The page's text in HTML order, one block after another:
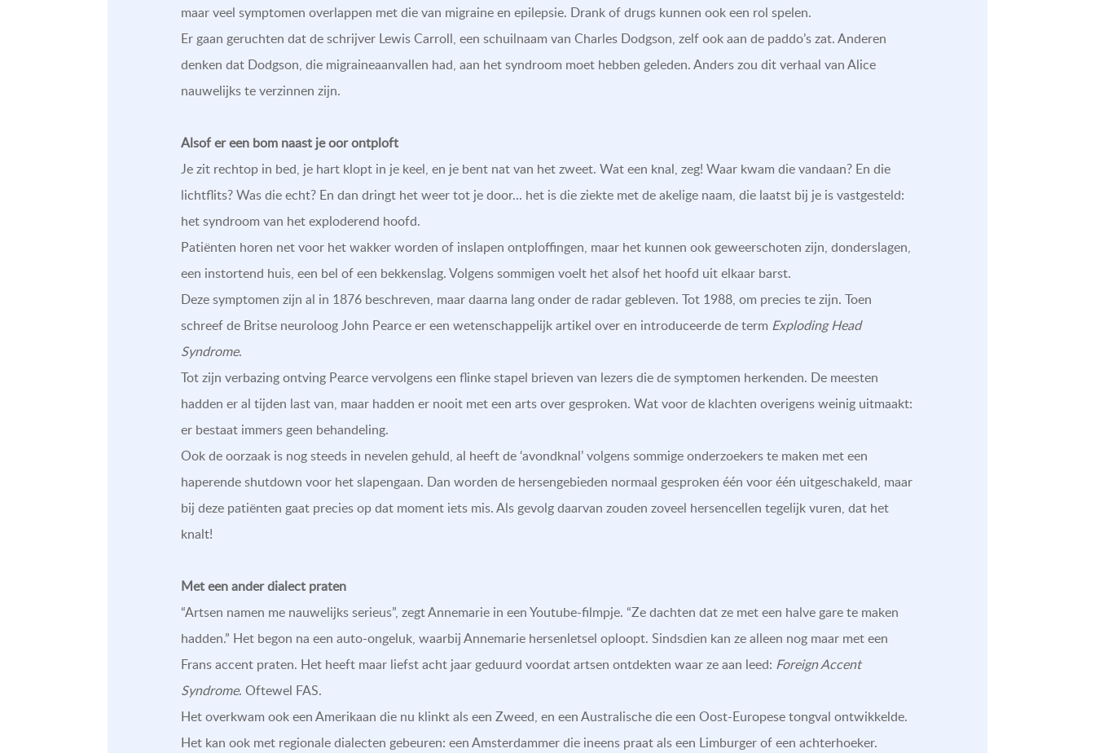
maar veel symptomen overlappen met die van migraine en epilepsie. Drank of drugs kunnen ook een rol spelen.
Er gaan geruchten dat de schrijver Lewis Carroll, een schuilnaam van Charles Dodgson, zelf ook aan de paddo’s zat. Anderen
denken dat Dodgson, die migraineaanvallen had, aan het syndroom moet hebben geleden. Anders zou dit verhaal van Alice
nauwelijks te verzinnen zijn.
Alsof er een bom naast je oor ontploft
Je zit rechtop in bed, je hart klopt in je keel, en je bent nat van het zweet. Wat een knal, zeg! Waar kwam die vandaan? En die
lichtflits? Was die echt? En dan dringt het weer tot je door... het is die ziekte met de akelige naam, die laatst bij je is vastgesteld:
het syndroom van het exploderend hoofd.
Patiënten horen net voor het wakker worden of inslapen ontploffingen, maar het kunnen ook geweerschoten zijn, donderslagen,
een instortend huis, een bel of een bekkenslag. Volgens sommigen voelt het alsof het hoofd uit elkaar barst.
Deze symptomen zijn al in 1876 beschreven, maar daarna lang onder de radar gebleven. Tot 1988, om precies te zijn. Toen
schreef de Britse neuroloog John Pearce er een wetenschappelijk artikel over en introduceerde de term Exploding Head
Syndrome.
Tot zijn verbazing ontving Pearce vervolgens een flinke stapel brieven van lezers die de symptomen herkenden. De meesten
hadden er al tijden last van, maar hadden er nooit met een arts over gesproken. Wat voor de klachten overigens weinig uitmaakt:
er bestaat immers geen behandeling.
Ook de oorzaak is nog steeds in nevelen gehuld, al heeft de ‘avondknal’ volgens sommige onderzoekers te maken met een
haperende shutdown voor het slapengaan. Dan worden de hersengebieden normaal gesproken één voor één uitgeschakeld, maar
bij deze patiënten gaat precies op dat moment iets mis. Als gevolg daarvan zouden zoveel hersencellen tegelijk vuren, dat het
knalt!
Met een ander dialect praten
“Artsen namen me nauwelijks serieus”, zegt Annemarie in een Youtube-filmpje. “Ze dachten dat ze met een halve gare te maken
hadden.” Het begon na een auto-ongeluk, waarbij Annemarie hersenletsel oploopt. Sindsdien kan ze alleen nog maar met een
Frans accent praten. Het heeft maar liefst acht jaar geduurd voordat artsen ontdekten waar ze aan leed: Foreign Accent
Syndrome. Oftewel FAS.
Het overkwam ook een Amerikaan die nu klinkt als een Zweed, en een Australische die een Oost-Europese tongval ontwikkelde.
Het kan ook met regionale dialecten gebeuren: een Amsterdammer die ineens praat als een Limburger of een achterhoeker.